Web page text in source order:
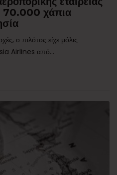
70.000 χάπια
ο πιλότος είχε μόλις
Airlines από...